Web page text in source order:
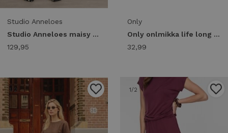
Studio Anneloes
Studio Anneloes maisy skirt 14421 9000 black
129,95
Only
Only onlmikka life long skirt wvn noos 15324808 Skort grape leaf
32,99
1/2 1/2